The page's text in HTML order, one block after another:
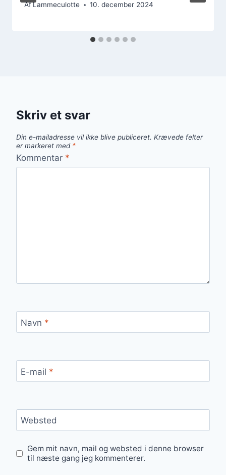
AfLammeculotte 10. december 2024
Skriv et svar
Din e-mailadresse vil ikke blive publiceret. Krævede felter
er markeret med *
Kommentar *
Navn *
E-mail *
Websted
Gem mit navn, mail og websted i denne browser
til næste gang jeg kommenterer.